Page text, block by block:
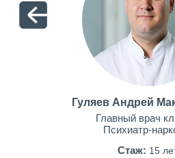
Гуляев Андрей
Главный врач
Психиатр-
Стаж: 15